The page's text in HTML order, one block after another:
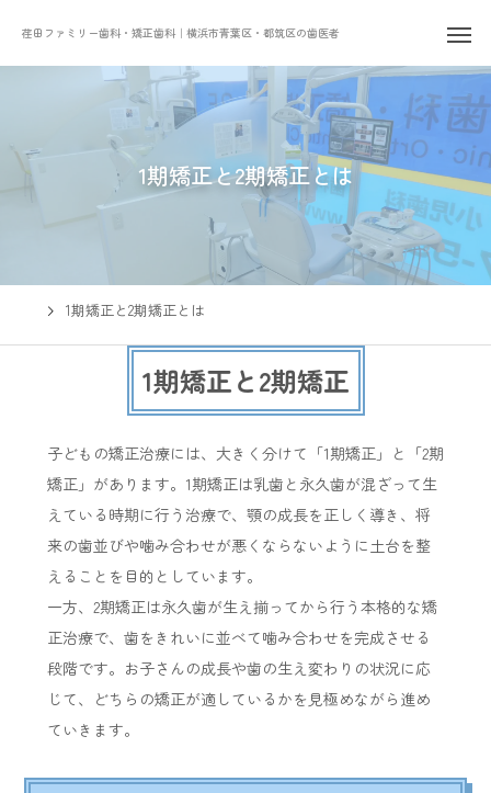
荏田ファミリー歯科・矯正歯科｜横浜市青葉区・都筑区の歯医者
1期矯正と2期矯正とは
1期矯正と2期矯正とは
1期矯正と2期矯正
子どもの矯正治療には、大きく分けて「1期矯正」と「2期
矯正」があります。1期矯正は乳歯と永久歯が混ざって生
えている時期に行う治療で、顎の成長を正しく導き、将
来の歯並びや噛み合わせが悪くならないように土台を整
えることを目的としています。
一方、2期矯正は永久歯が生え揃ってから行う本格的な矯
正治療で、歯をきれいに並べて噛み合わせを完成させる
段階です。お子さんの成長や歯の生え変わりの状況に応
じて、どちらの矯正が適しているかを見極めながら進め
ていきます。